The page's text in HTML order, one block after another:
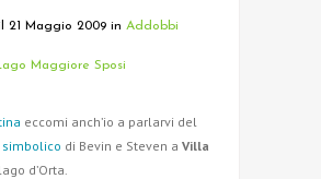
21 Maggio 2009 in Addobbi
Maggiore Sposi
eccomi anch’io a parlarvi del
di Bevin e Steven a Villa
d’Orta.